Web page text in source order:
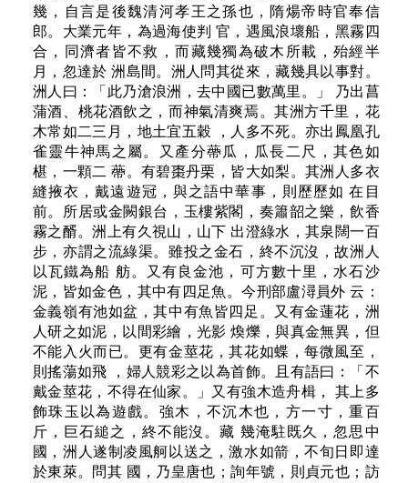
幾，自言是後魏清河孝王之孫也，隋煬帝時官奉信
郎。大業元年，為過海使判 官，遇風浪壞船，黑霧四
合，同濟者皆不救，而藏幾獨為破木所載，殆經半
月，忽達於 洲島間。洲人問其從來，藏幾具以事對。
洲人曰：「此乃滄浪洲，去中國已數萬里。」 乃出菖
蒲酒、桃花酒飲之，而神氣清爽焉。其洲方千里，花
木常如二三月，地土宜五穀 ，人多不死。亦出鳳凰孔
雀靈牛神馬之屬。又產分蔕瓜，瓜長二尺，其色如
椹，一顆二 蔕。有碧棗丹栗，皆大如梨。其洲人多衣
縫掖衣，戴遠遊冠，與之語中華事，則歷歷如 在目
前。所居或金闕銀台，玉樓紫閣，奏簫韶之樂，飲香
霧之醑。洲上有久視山，山下 出澄綠水，其泉闊一百
步，亦謂之流綠渠。雖投之金石，終不沉沒，故洲人
以瓦鐵為船 舫。又有良金池，可方數十里，水石沙
泥，皆如金色，其中有四足魚。今刑部盧潯員外 云：
金義嶺有池如盆，其中有魚皆四足。又有金蓮花，洲
人研之如泥，以間彩繪，光影 煥爍，與真金無異，但
不能入火而已。更有金莖花，其花如蝶，每微風至，
則搖蕩如飛 ，婦人競彩之以為首飾。且有語曰：「不
戴金莖花，不得在仙家。」又有強木造舟楫， 其上多
飾珠玉以為遊戲。強木，不沉木也，方一寸，重百
斤，巨石縋之，終不能沒。藏 幾淹駐既久，忽思中
國，洲人遂制凌風舸以送之，激水如箭，不旬日即達
於東萊。問其 國，乃皇唐也；詢年號，則貞元也；訪